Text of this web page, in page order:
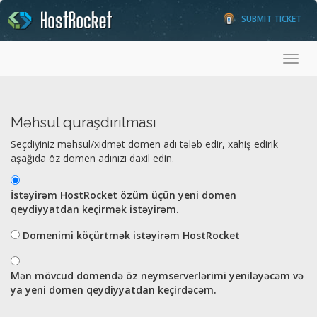
SUBMIT TICKET
Məhsul quraşdırılması
Seçdiyiniz məhsul/xidmət domen adı tələb edir, xahiş edirik
aşağıda öz domen adınızı daxil edin.
İstəyirəm HostRocket özüm üçün yeni domen
qeydiyyatdan keçirmək istəyirəm.
Domenimi köçürtmək istəyirəm HostRocket
Mən mövcud domendə öz neymserverlərimi yeniləyəcəm və
ya yeni domen qeydiyyatdan keçirdəcəm.